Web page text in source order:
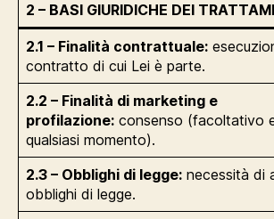
2 – BASI GIURIDICHE DEI
2.1 – Finalità contrattuale:
contratto di cui Lei è parte.
2.2 – Finalità di marketing e
profilazione: consenso (facoltativo
qualsiasi momento).
2.3 – Obblighi di legge: necessità di
obblighi di legge.